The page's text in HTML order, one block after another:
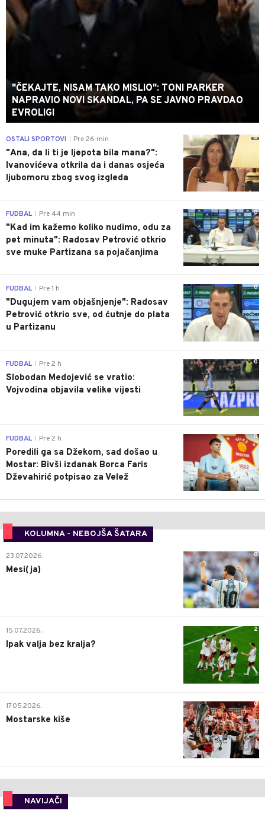
"ČEKAJTE, NISAM TAKO MISLIO": TONI PARKER
NAPRAVIO NOVI SKANDAL, PA SE JAVNO PRAVDAO
EVROLIGI
0
OSTALI SPORTOVI Pre 26 min
"Ana, da li ti je ljepota bila mana?":
Ivanovićeva otkrila da i danas osjeća
ljubomoru zbog svog izgleda
0
FUDBAL Pre 44 min
"Kad im kažemo koliko nudimo, odu za
pet minuta": Radosav Petrović otkrio
sve muke Partizana sa pojačanjima
0
FUDBAL Pre 1 h
"Dugujem vam objašnjenje": Radosav
Petrović otkrio sve, od ćutnje do plata
u Partizanu
0
FUDBAL Pre 2 h
Slobodan Medojević se vratio:
Vojvodina objavila velike vijesti
0
FUDBAL Pre 2 h
Poredili ga sa Džekom, sad došao u
Mostar: Bivši izdanak Borca Faris
Dževahirić potpisao za Velež
KOLUMNA - NEBOJŠA ŠATARA
0
23.07.2026.
Mesi(ja)
2
15.07.2026.
Ipak valja bez kralja?
0
17.05.2026.
Mostarske kiše
NAVIJAČI